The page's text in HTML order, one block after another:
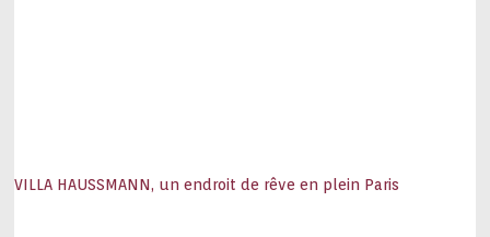
VILLA HAUSSMANN, un endroit de rêve en plein Paris